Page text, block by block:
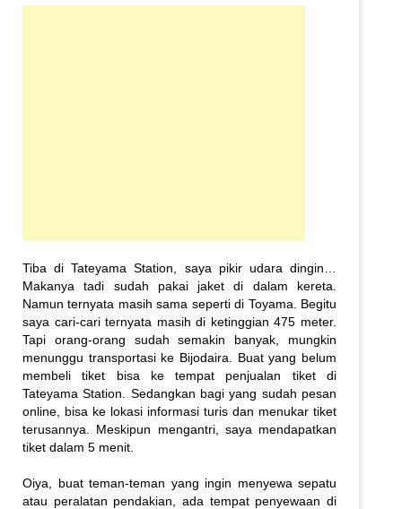
Tiba di Tateyama Station, saya pikir udara dingin…
Makanya tadi sudah pakai jaket di dalam kereta.
Namun ternyata masih sama seperti di Toyama. Begitu
saya cari-cari ternyata masih di ketinggian 475 meter.
Tapi orang-orang sudah semakin banyak, mungkin
menunggu transportasi ke Bijodaira. Buat yang belum
membeli tiket bisa ke tempat penjualan tiket di
Tateyama Station. Sedangkan bagi yang sudah pesan
online, bisa ke lokasi informasi turis dan menukar tiket
terusannya. Meskipun mengantri, saya mendapatkan
tiket dalam 5 menit.
Oiya, buat teman-teman yang ingin menyewa sepatu
atau peralatan pendakian, ada tempat penyewaan di